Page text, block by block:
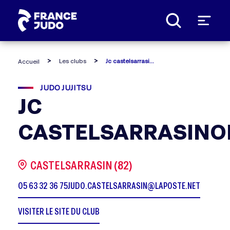
Accueil Les clubs
JUDO JUJITSU
JC
CASTELSARRASIN (82)
05 63 32 36 75JUDO.CASTELSARRASIN@LAPOSTE.NET
VISITER LE SITE DU CLUB